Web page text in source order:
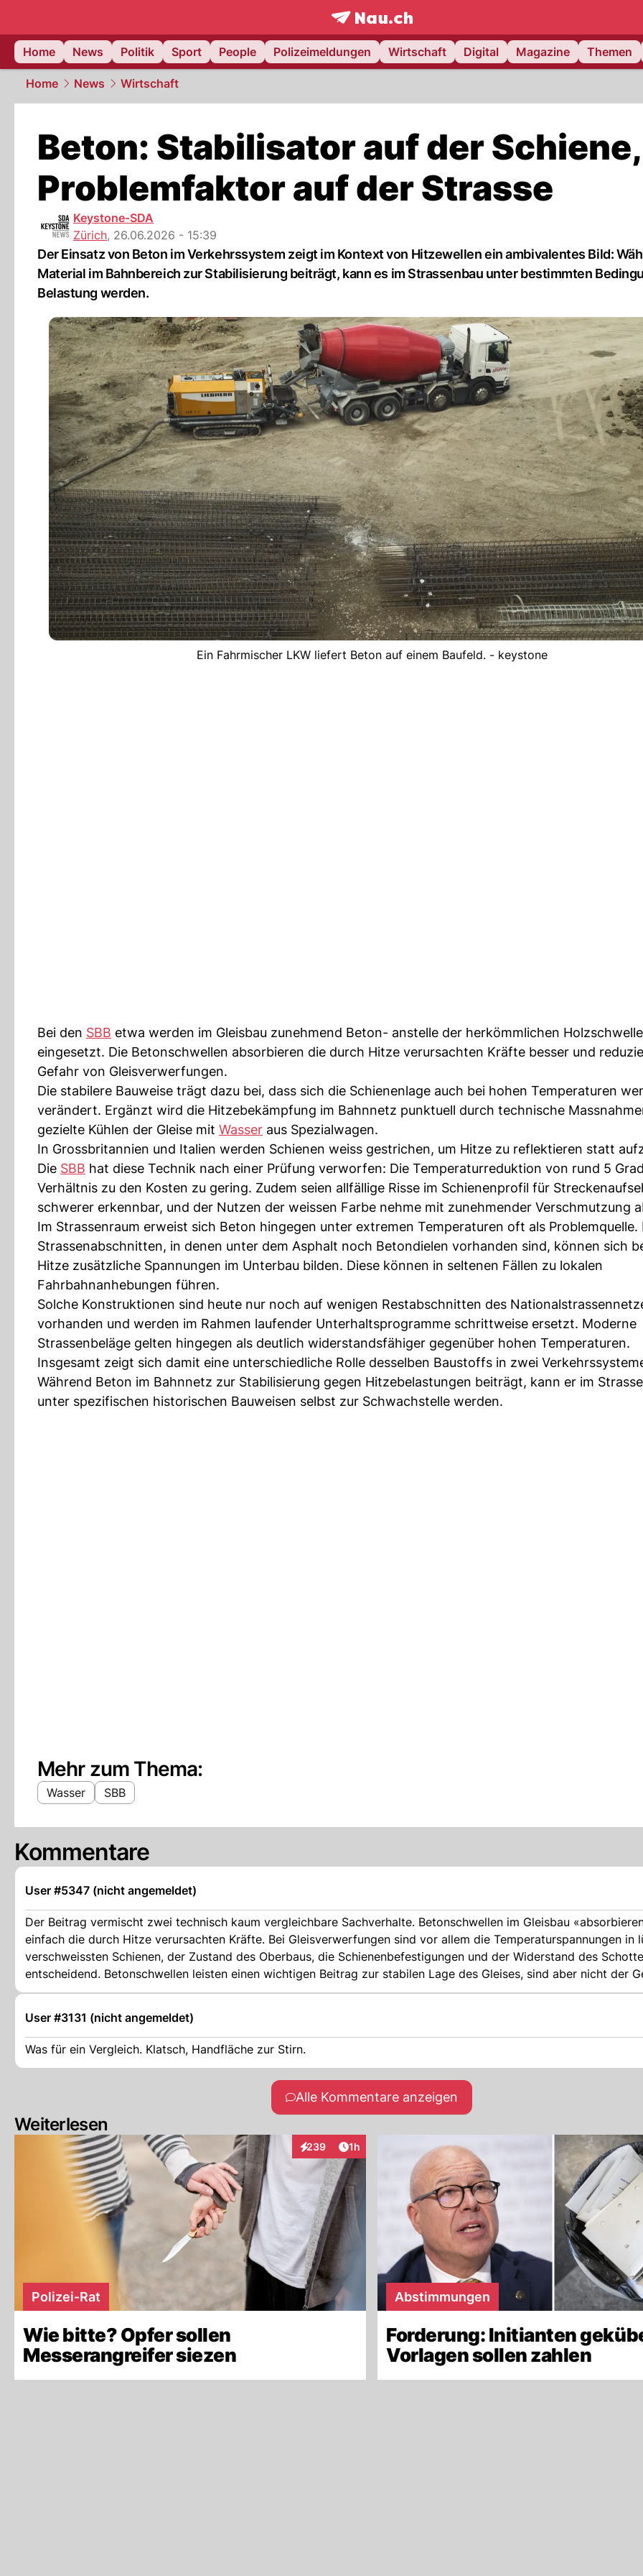
frontpage.NAU.ch
Home
News Politik Sport People Polizeimeldungen Wirtschaft Digital Magazine Themen
Home News Wirtschaft
Beton: Stabilisator auf der Schiene,
Problemfaktor auf der Strasse
Keystone-SDA
Zürich, 26.06.2026 - 15:39
Der Einsatz von Beton im Verkehrssystem zeigt im Kontext von Hitzewellen ein ambivalentes Bild:
Material im Bahnbereich zur Stabilisierung beiträgt, kann es im Strassenbau unter bestimmten
Belastung werden.
Ein Fahrmischer LKW liefert Beton auf einem Baufeld. - keystone
Bei den SBB etwa werden im Gleisbau zunehmend Beton- anstelle der herkömmlichen
eingesetzt. Die Betonschwellen absorbieren die durch Hitze verursachten Kräfte besser und
Gefahr von Gleisverwerfungen.
Die stabilere Bauweise trägt dazu bei, dass sich die Schienenlage auch bei hohen Temperaturen
verändert. Ergänzt wird die Hitzebekämpfung im Bahnnetz punktuell durch technische
gezielte Kühlen der Gleise mit Wasser aus Spezialwagen.
In Grossbritannien und Italien werden Schienen weiss gestrichen, um Hitze zu reflektieren statt
Die SBB hat diese Technik nach einer Prüfung verworfen: Die Temperaturreduktion von rund 5
Verhältnis zu den Kosten zu gering. Zudem seien allfällige Risse im Schienenprofil für
schwerer erkennbar, und der Nutzen der weissen Farbe nehme mit zunehmender Verschmutzung
Im Strassenraum erweist sich Beton hingegen unter extremen Temperaturen oft als Problemquelle.
Strassenabschnitten, in denen unter dem Asphalt noch Betondielen vorhanden sind, können sich
Hitze zusätzliche Spannungen im Unterbau bilden. Diese können in seltenen Fällen zu lokalen
Fahrbahnanhebungen führen.
Solche Konstruktionen sind heute nur noch auf wenigen Restabschnitten des
vorhanden und werden im Rahmen laufender Unterhaltsprogramme schrittweise ersetzt. Moderne
Strassenbeläge gelten hingegen als deutlich widerstandsfähiger gegenüber hohen Temperaturen.
Insgesamt zeigt sich damit eine unterschiedliche Rolle desselben Baustoffs in zwei
Während Beton im Bahnnetz zur Stabilisierung gegen Hitzebelastungen beiträgt, kann er im
unter spezifischen historischen Bauweisen selbst zur Schwachstelle werden.
Mehr zum Thema:
Wasser SBB
Kommentare
User #5347 (nicht angemeldet)
Der Beitrag vermischt zwei technisch kaum vergleichbare Sachverhalte. Betonschwellen im Gleisbau
einfach die durch Hitze verursachten Kräfte. Bei Gleisverwerfungen sind vor allem die Temperaturspannungen in
verschweissten Schienen, der Zustand des Oberbaus, die Schienenbefestigungen und der Widerstand des
entscheidend. Betonschwellen leisten einen wichtigen Beitrag zur stabilen Lage des Gleises, sind aber nicht der
einem angeblichen «Betonproblem» auf der Strasse. Auch bei den erwähnten Strassen geht es nicht um heutige Betonstrassen,
Bewegungsmöglichkeiten über Jahrzehnte eingeschränkt, können sich bei grosser Hitze Spannungen aufbauen
Anhebungen verursachen. Daraus lässt sich jedoch keine allgemeine Aussage ableiten, Beton sei im Strassenbau
Problemquelle. Moderne Betonfahrbahnen werden so geplant, dass temperaturbedingte Bewegungen über die Konstruktion und
User #3131 (nicht angemeldet)
Was für ein Vergleich. Klatsch, Handfläche zur Stirn.
Alle Kommentare anzeigen
Weiterlesen
239
InteraktionenArtikel veröffentlicht:
1h
Polizei-Rat
Wie bitte? Opfer sollen
Messerangreifer siezen
Abstimmungen
Forderung: Initianten
Vorlagen sollen zahlen